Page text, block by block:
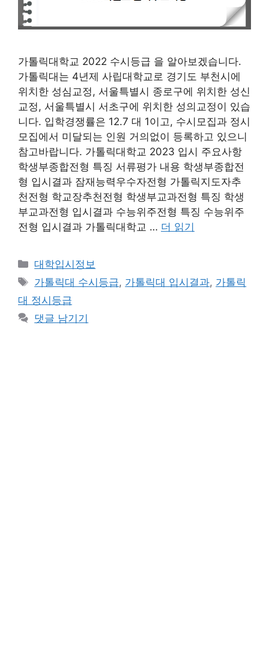
가톨릭대학교 2022 수시등급 을 알아보겠습니다.
가톨릭대는 4년제 사립대학교로 경기도 부천시에
위치한 성심교정, 서울특별시 종로구에 위치한 성신
교정, 서울특별시 서초구에 위치한 성의교정이 있습
니다. 입학경쟁률은 12.7 대 1이고, 수시모집과 정시
모집에서 미달되는 인원 거의없이 등록하고 있으니
참고바랍니다. 가톨릭대학교 2023 입시 주요사항
학생부종합전형 특징 서류평가 내용 학생부종합전
형 입시결과 잠재능력우수자전형 가톨릭지도자추
천전형 학교장추천전형 학생부교과전형 특징 학생
부교과전형 입시결과 수능위주전형 특징 수능위주
전형 입시결과 가톨릭대학교 … 더 읽기
카
테
리
대학입시정보
태
그
가톨릭대 수시등급, 가톨릭대 입시결과, 가톨릭
대 정시등급
댓글 남기기